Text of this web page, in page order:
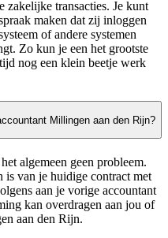
zakelijke transacties. Je kunt
maken dat zij inloggen
of andere systemen
Zo kun je een het grootste
nog een klein beetje werk
Millingen aan den Rijn?
algemeen geen probleem.
is van je huidige contract met
aan je vorige accountant
kan overdragen aan jou of
aan den Rijn.